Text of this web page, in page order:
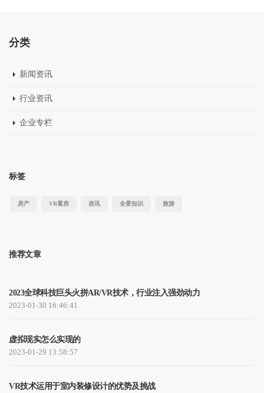
分类
新闻资讯
行业资讯
企业专栏
标签
房产 VR看房 咨讯 全景知识 旅游
推荐文章
2023全球科技巨头火拼AR/VR技术，行业注入强劲动力
2023-01-30 16:46:41
虚拟现实怎么实现的
2023-01-29 13:58:57
VR技术运用于室内装修设计的优势及挑战